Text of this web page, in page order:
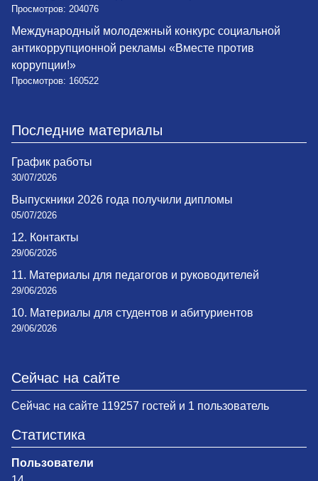
Просмотров: 204076
Международный молодежный конкурс социальной
антикоррупционной рекламы «Вместе против
коррупции!»
Просмотров: 160522
Последние материалы
График работы
30/07/2026
Выпускники 2026 года получили дипломы
05/07/2026
12. Контакты
29/06/2026
11. Материалы для педагогов и руководителей
29/06/2026
10. Материалы для студентов и абитуриентов
29/06/2026
Сейчас на сайте
Сейчас на сайте 119257 гостей и 1 пользователь
Статистика
Пользователи